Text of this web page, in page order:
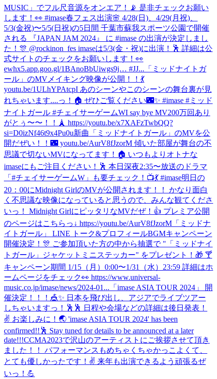
MUSIC」でフル尺音源をオンエア！📡 是非チェックお願い
します！👀 #imase春フェス出演🌸 4/28(日)、4/29(月祝)、
5/3(金祝)〜5/5(日祝)の5日間 千葉市蘇我スポーツ公園で開催
される 『JAPAN JAM 2024』 に #imase の出演が決定しまし
た！🎊 @rockinon_fes imaseは5/3(金・祝)に出演！🕺 詳細は公
式サイトのチェックをお願いします！👀
ewhx5.app.goo.gl/1BAnoBbUiwgs9j… #JJ... 「ミッドナイトガ
ール」のMVメイキング映像が公開！！💃
youtu.be/1ULhYPAtcpI あのシーンやこのシーンの舞台裏が見
れちゃいます....っ！🏠 ぜひご覧ください🌃✨ #imase #ミッド
ナイトガール #チェイサーゲームWI say bye MV200万回あり
がとぅ〜〜！！🗼 https://youtu.be/x7XAFzTwbQQ?
si=D0izNf46t9x4Pu0u新曲「ミッドナイトガール」のMVを公
開だぜい！！🌃 youtu.be/AurV8fJzorM 傾いた部屋が舞台の不
思議で切ないMVになってます！🏠 いつもよりオトナな
imaseにもご注目ください！🕺 本日深夜2:35〜放送のドラマ
「#チェイサーゲームW」も要チェック！📺💃 #imase明日の
20：00にMidnight GirlのMVが公開されます！！ かなり面白
く不思議な映像になっていると思うので、みんな観てくださ
いっ！ Midnight GirlにピッタリなMVだぜ！👍 プレミア公開
のページはこちらっ↓ https://youtu.be/AurV8fJzorM 「ミッドナ
イトガール」 LINE トーク&プロフィールBGMキャンペーン
開催決定！🎊 ご参加頂いた方の中から抽選で "「ミッドナイ
トガール」ジャケットミニステッカー" をプレゼント！🎁 🍸
キャンペーン期間 1/15（月）0:00〜1/31（水）23:59 詳細はホ
ームページをチェック👀 https://www.universal-
music.co.jp/imase/news/2024-01... 「imase ASIA TOUR 2024」 開
催決定！！！🎪✨ 日本を飛び出し、アジアでライブツアー
しちゃいますっ！🕺🕺 日程や会場などの詳細は後日発表！
✌️ お楽しみに！🌏 'imase ASIA TOUR 2024' has been
confirmed!!🕺 Stay tuned for details to be announced at a later
date!!!CCMA2023で沢山のアーティストにご挨拶させて頂き
ました！！ パフォーマンスもめちゃくちゃかっこよくて、
とても優しかったです！✌️ 来年も出演できるよう頑張るぜ
いっ！💪